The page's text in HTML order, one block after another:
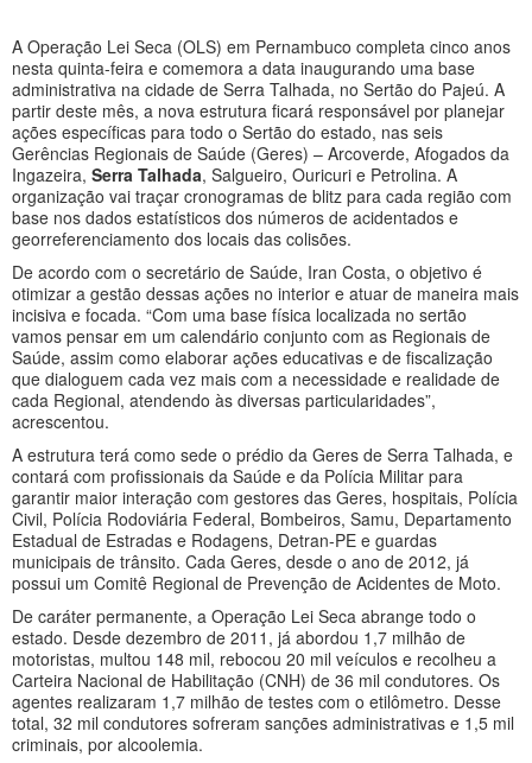
A Operação Lei Seca (OLS) em Pernambuco completa cinco anos
nesta quinta-feira e comemora a data inaugurando uma base
administrativa na cidade de Serra Talhada, no Sertão do Pajeú. A
partir deste mês, a nova estrutura ficará responsável por planejar
ações específicas para todo o Sertão do estado, nas seis
Gerências Regionais de Saúde (Geres) – Arcoverde, Afogados da
Ingazeira, Serra Talhada, Salgueiro, Ouricuri e Petrolina. A
organização vai traçar cronogramas de blitz para cada região com
base nos dados estatísticos dos números de acidentados e
georreferenciamento dos locais das colisões.
De acordo com o secretário de Saúde, Iran Costa, o objetivo é
otimizar a gestão dessas ações no interior e atuar de maneira mais
incisiva e focada. “Com uma base física localizada no sertão
vamos pensar em um calendário conjunto com as Regionais de
Saúde, assim como elaborar ações educativas e de fiscalização
que dialoguem cada vez mais com a necessidade e realidade de
cada Regional, atendendo às diversas particularidades”,
acrescentou.
A estrutura terá como sede o prédio da Geres de Serra Talhada, e
contará com profissionais da Saúde e da Polícia Militar para
garantir maior interação com gestores das Geres, hospitais, Polícia
Civil, Polícia Rodoviária Federal, Bombeiros, Samu, Departamento
Estadual de Estradas e Rodagens, Detran-PE e guardas
municipais de trânsito. Cada Geres, desde o ano de 2012, já
possui um Comitê Regional de Prevenção de Acidentes de Moto.
De caráter permanente, a Operação Lei Seca abrange todo o
estado. Desde dezembro de 2011, já abordou 1,7 milhão de
motoristas, multou 148 mil, rebocou 20 mil veículos e recolheu a
Carteira Nacional de Habilitação (CNH) de 36 mil condutores. Os
agentes realizaram 1,7 milhão de testes com o etilômetro. Desse
total, 32 mil condutores sofreram sanções administrativas e 1,5 mil
criminais, por alcoolemia.